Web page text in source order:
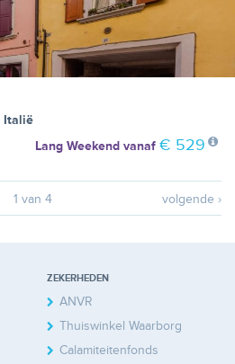
Italië
Lang Weekendvanaf € 529
1 van 4 volgende ›
ZEKERHEDEN
ANVR
Thuiswinkel Waarborg
Calamiteitenfonds